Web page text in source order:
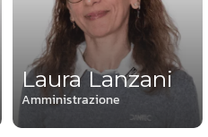
Laura Lanzani
Amministrazione